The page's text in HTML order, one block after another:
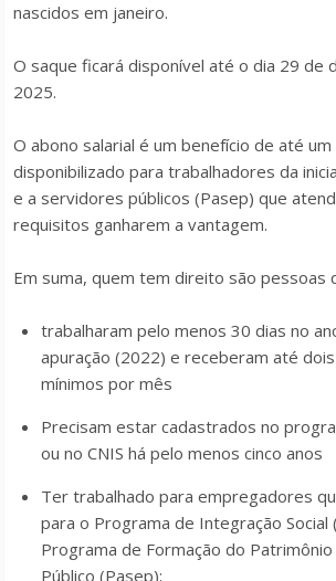
nascidos em janeiro.
O saque ficará disponível até o dia 29 de
2025.
O abono salarial é um benefício de até
disponibilizado para trabalhadores da
e a servidores públicos (Pasep) que
requisitos ganharem a vantagem.
Em suma, quem tem direito são pessoas
trabalharam pelo menos 30 dias no
apuração (2022) e receberam até
mínimos por mês
Precisam estar cadastrados no
ou no CNIS há pelo menos cinco anos
Ter trabalhado para empregadores
para o Programa de Integração Social
Programa de Formação do
Público (Pasep);